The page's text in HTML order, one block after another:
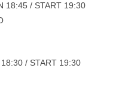
18:45 / START 19:30
/ START 19:30